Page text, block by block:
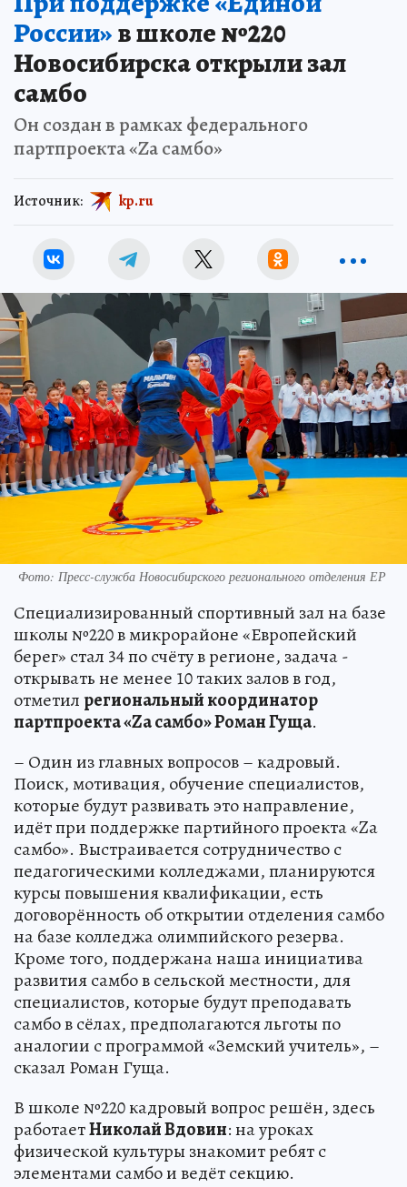
России»в школе №220
Новосибирска открыли зал
самбо
Он создан в рамках федерального
партпроекта «Zа самбо»
Источник: kp.ru
Фото: Пресс-служба Новосибирского регионального отделения ЕР
Специализированный спортивный зал на базе
школы №220 в микрорайоне «Европейский
берег» стал 34 по счёту в регионе, задача -
открывать не менее 10 таких залов в год,
отметилрегиональный координатор
партпроекта «Zа самбо» Роман Гуща.
– Один из главных вопросов – кадровый.
Поиск, мотивация, обучение специалистов,
которые будут развивать это направление,
идёт при поддержке партийного проекта «Za
самбо». Выстраивается сотрудничество с
педагогическими колледжами, планируются
курсы повышения квалификации, есть
договорённость об открытии отделения самбо
на базе колледжа олимпийского резерва.
Кроме того, поддержана наша инициатива
развития самбо в сельской местности, для
специалистов, которые будут преподавать
самбо в сёлах, предполагаются льготы по
аналогии с программой «Земский учитель», –
сказал Роман Гуща.
В школе №220 кадровый вопрос решён, здесь
работаетНиколай Вдовин: на уроках
физической культуры знакомит ребят с
элементами самбо и ведёт секцию.